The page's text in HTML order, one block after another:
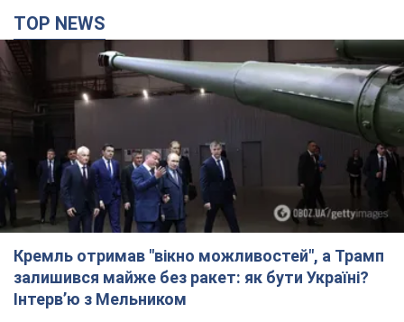
TOP NEWS
Кремль отримав "вікно можливостей", а Трамп
залишився майже без ракет: як бути Україні?
Інтерв’ю з Мельником